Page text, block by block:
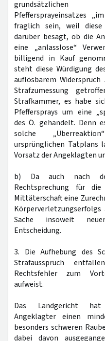
Pfeffersprayeinsatzes
fraglich sein, weil
darüber besagt, ob die
eine „anlasslose“
billigend in Kauf
steht diese Würdigung
auflösbarem
Strafzumessung
Strafkammer, es habe
Pfeffersprays um eine
des Ö. gehandelt. Denn
solche
ursprünglichen Tatplans
Vorsatz der Angeklagten
b) Da auch nach
Rechtsprechung für die
Mittäterschaft eine
Körperverletzungserfolgs
Sache insoweit
Entscheidung.
3. Die Aufhebung des
Strafausspruch
Rechtsfehler zum
aufweist.
Das Landgericht
Angeklagter einen
besonders schweren
dabei davon